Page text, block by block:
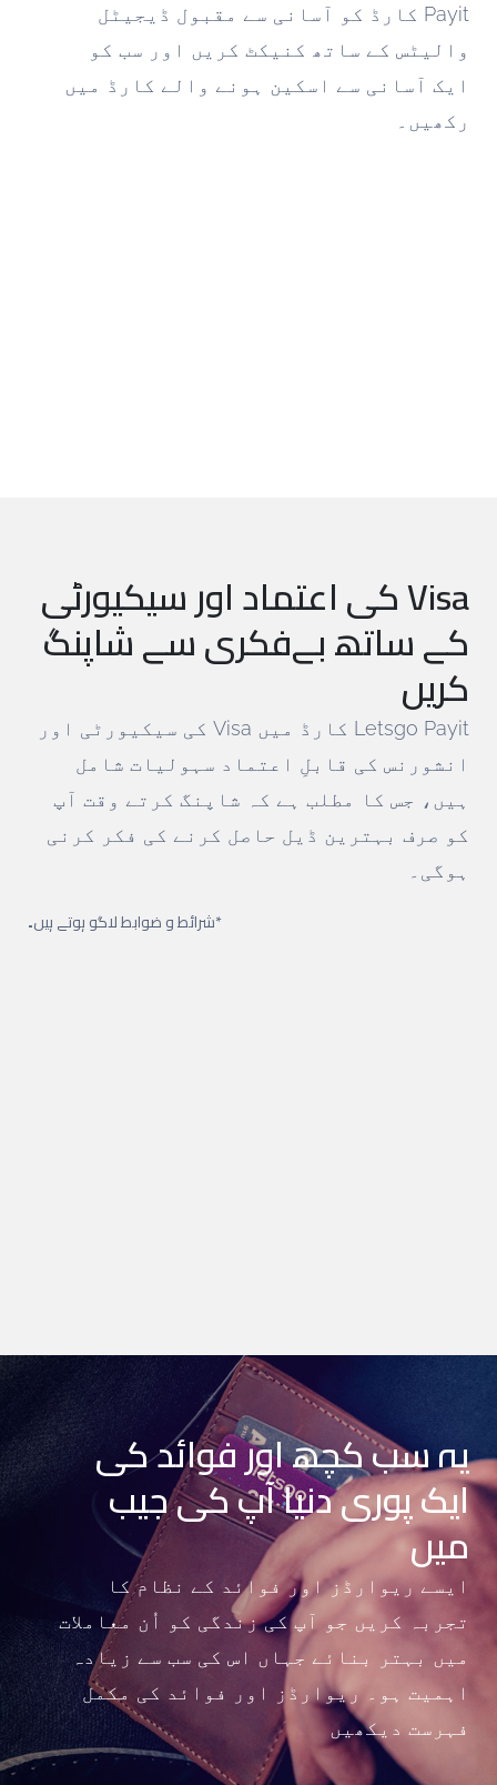
Payit کارڈ کو آسانی سے مقبول ڈیجیٹل
والیٹس کے ساتھ کنیکٹ کریں اور سب کو
ایک آسانی سے اسکین ہونے والے کارڈ میں
رکھیں۔
Visa کی اعتماد اور سیکیورٹی
کے ساتھ بےفکری سے شاپنگ
کریں
Letsgo Payit کارڈ میں Visa کی سیکیورٹی اور
انشورنس کی قابلِ اعتماد سہولیات شامل
ہیں، جس کا مطلب ہے کہ شاپنگ کرتے وقت آپ
کو صرف بہترین ڈیل حاصل کرنے کی فکر کرنی
ہوگی۔
*شرائط و ضوابط لاگو ہوتے ہیں۔
یہ سب کچھ اور فوائد کی
ایک پوری دنیا آپ کی جیب
میں
ایسے ریوارڈز اور فوائد کے نظام کا
تجربہ کریں جو آپ کی زندگی کو اُن معاملات
میں بہتر بنائے جہاں اس کی سب سے زیادہ
اہمیت ہو۔ ریوارڈز اور فوائد کی مکمل
فہرست دیکھیں